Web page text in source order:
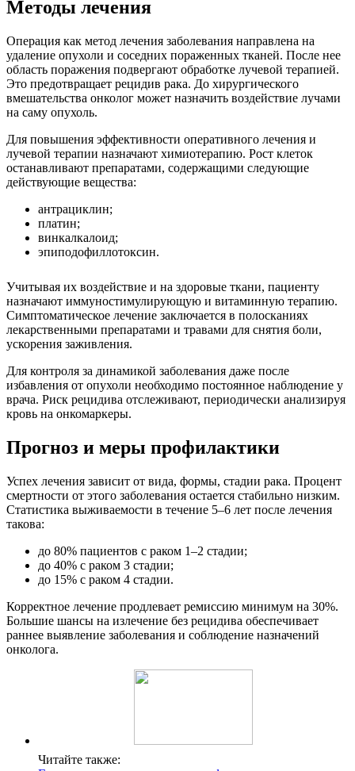
Методы лечения
Операция как метод лечения заболевания направлена на
удаление опухоли и соседних пораженных тканей. После нее
область поражения подвергают обработке лучевой терапией.
Это предотвращает рецидив рака. До хирургического
вмешательства онколог может назначить воздействие лучами
на саму опухоль.
Для повышения эффективности оперативного лечения и
лучевой терапии назначают химиотерапию. Рост клеток
останавливают препаратами, содержащими следующие
действующие вещества:
антрациклин;
платин;
винкалкалоид;
эпиподофиллотоксин.
Учитывая их воздействие и на здоровые ткани, пациенту
назначают иммуностимулирующую и витаминную терапию.
Симптоматическое лечение заключается в полосканиях
лекарственными препаратами и травами для снятия боли,
ускорения заживления.
Для контроля за динамикой заболевания даже после
избавления от опухоли необходимо постоянное наблюдение у
врача. Риск рецидива отслеживают, периодически анализируя
кровь на онкомаркеры.
Прогноз и меры профилактики
Успех лечения зависит от вида, формы, стадии рака. Процент
смертности от этого заболевания остается стабильно низким.
Статистика выживаемости в течение 5–6 лет после лечения
такова:
до 80% пациентов с раком 1–2 стадии;
до 40% с раком 3 стадии;
до 15% с раком 4 стадии.
Корректное лечение продлевает ремиссию минимум на 30%.
Большие шансы на излечение без рецидива обеспечивает
раннее выявление заболевания и соблюдение назначений
онколога.
Читайте также: